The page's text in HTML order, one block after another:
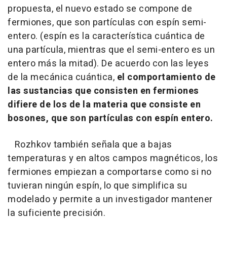
propuesta, el nuevo estado se compone de
fermiones, que son partículas con espín semi-
entero. (espín es la característica cuántica de
una partícula, mientras que el semi-entero es un
entero más la mitad). De acuerdo con las leyes
de la mecánica cuántica, el comportamiento de
las sustancias que consisten en fermiones
difiere de los de la materia que consiste en
bosones, que son partículas con espín entero.
Rozhkov también señala que a bajas
temperaturas y en altos campos magnéticos, los
fermiones empiezan a comportarse como si no
tuvieran ningún espín, lo que simplifica su
modelado y permite a un investigador mantener
la suficiente precisión.